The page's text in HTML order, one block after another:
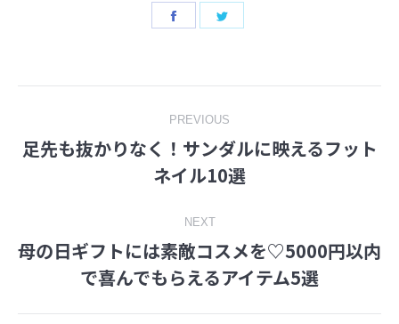
Share
navigation
PREVIOUS
Previous
post:
足先も抜かりなく！サンダルに映えるフット
ネイル10選
NEXT
Next
post:
母の日ギフトには素敵コスメを♡5000円以内
で喜んでもらえるアイテム5選